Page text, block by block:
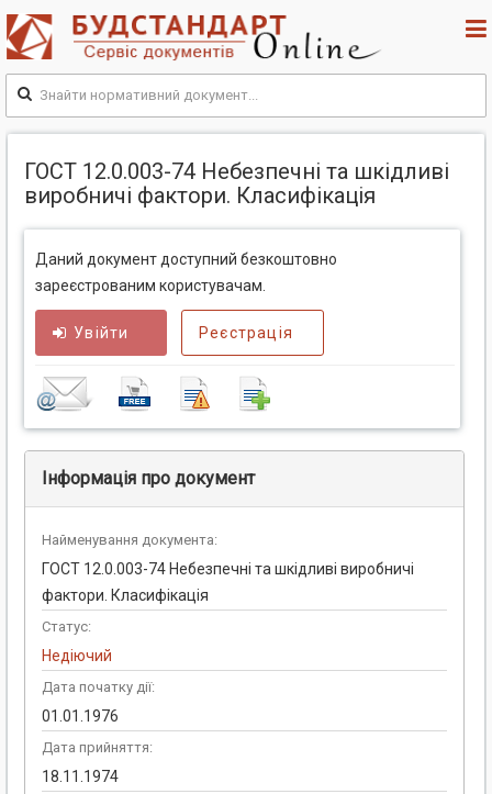
ГОСТ 12.0.003-74 Небезпечні та шкідливі
виробничі фактори. Класифікація
Даний документ доступний безкоштовно
зареєстрованим користувачам.
Увійти Реєстрація
Інформація про документ
Найменування документа:
ГОСТ 12.0.003-74 Небезпечні та шкідливі виробничі
фактори. Класифікація
Статус:
Недіючий
Дата початку дії:
01.01.1976
Дата прийняття:
18.11.1974